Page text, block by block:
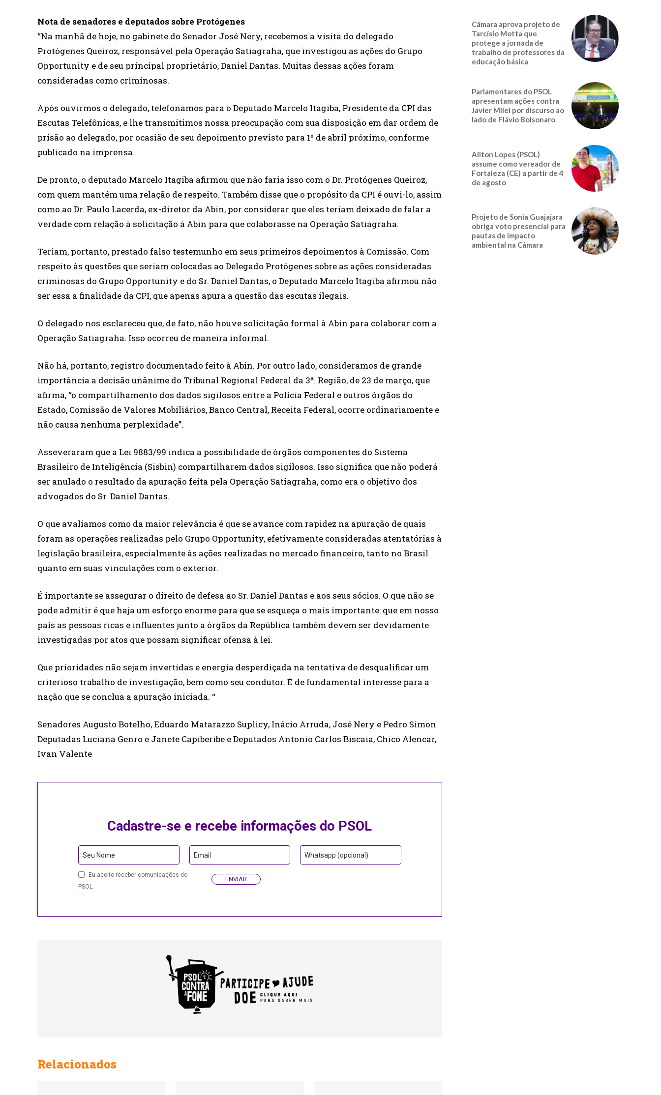
Nota de senadores e deputados sobre Protógenes
“Na manhã de hoje, no gabinete do Senador José Nery, recebemos a visita do delegado
Protógenes Queiroz, responsável pela Operação Satiagraha, que investigou as ações do Grupo
Opportunity e de seu principal proprietário, Daniel Dantas. Muitas dessas ações foram
consideradas como criminosas.
Após ouvirmos o delegado, telefonamos para o Deputado Marcelo Itagiba, Presidente da CPI das
Escutas Telefônicas, e lhe transmitimos nossa preocupação com sua disposição em dar ordem de
prisão ao delegado, por ocasião de seu depoimento previsto para 1º de abril próximo, conforme
publicado na imprensa.
De pronto, o deputado Marcelo Itagiba afirmou que não faria isso com o Dr. Protógenes Queiroz,
com quem mantém uma relação de respeito. Também disse que o propósito da CPI é ouvi-lo, assim
como ao Dr. Paulo Lacerda, ex-diretor da Abin, por considerar que eles teriam deixado de falar a
verdade com relação à solicitação à Abin para que colaborasse na Operação Satiagraha.
Teriam, portanto, prestado falso testemunho em seus primeiros depoimentos à Comissão. Com
respeito às questões que seriam colocadas ao Delegado Protógenes sobre as ações consideradas
criminosas do Grupo Opportunity e do Sr. Daniel Dantas, o Deputado Marcelo Itagiba afirmou não
ser essa a finalidade da CPI, que apenas apura a questão das escutas ilegais.
O delegado nos esclareceu que, de fato, não houve solicitação formal à Abin para colaborar com a
Operação Satiagraha. Isso ocorreu de maneira informal.
Não há, portanto, registro documentado feito à Abin. Por outro lado, consideramos de grande
importância a decisão unânime do Tribunal Regional Federal da 3ª. Região, de 23 de março, que
afirma, “o compartilhamento dos dados sigilosos entre a Polícia Federal e outros órgãos do
Estado, Comissão de Valores Mobiliários, Banco Central, Receita Federal, ocorre ordinariamente e
não causa nenhuma perplexidade”.
Asseveraram que a Lei 9883/99 indica a possibilidade de órgãos componentes do Sistema
Brasileiro de Inteligência (Sisbin) compartilharem dados sigilosos. Isso significa que não poderá
ser anulado o resultado da apuração feita pela Operação Satiagraha, como era o objetivo dos
advogados do Sr. Daniel Dantas.
O que avaliamos como da maior relevância é que se avance com rapidez na apuração de quais
foram as operações realizadas pelo Grupo Opportunity, efetivamente consideradas atentatórias à
legislação brasileira, especialmente às ações realizadas no mercado financeiro, tanto no Brasil
quanto em suas vinculações com o exterior.
É importante se assegurar o direito de defesa ao Sr. Daniel Dantas e aos seus sócios. O que não se
pode admitir é que haja um esforço enorme para que se esqueça o mais importante: que em nosso
país as pessoas ricas e influentes junto a órgãos da República também devem ser devidamente
investigadas por atos que possam significar ofensa à lei.
Que prioridades não sejam invertidas e energia desperdiçada na tentativa de desqualificar um
criterioso trabalho de investigação, bem como seu condutor. É de fundamental interesse para a
nação que se conclua a apuração iniciada. “
Senadores Augusto Botelho, Eduardo Matarazzo Suplicy, Inácio Arruda, José Nery e Pedro Simon
Deputadas Luciana Genro e Janete Capiberibe e Deputados Antonio Carlos Biscaia, Chico Alencar,
Ivan Valente
Cadastre-se e recebe informações do PSOL
Seu Nome Email Whatsapp (opcional)
Eu aceito receber comunicações do
PSOL.
ENVIAR
Relacionados
Câmara aprova projeto de
Tarcísio Motta que
protege a jornada de
trabalho de professores da
educação básica
Parlamentares do PSOL
apresentam ações contra
Javier Milei por discurso ao
lado de Flávio Bolsonaro
Ailton Lopes (PSOL)
assume como vereador de
Fortaleza (CE) a partir de 4
de agosto
Projeto de Sonia Guajajara
obriga voto presencial para
pautas de impacto
ambiental na Câmara